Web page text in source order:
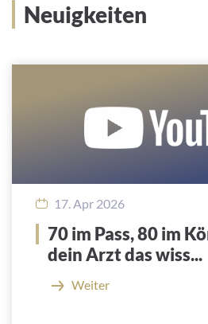
Neuigkeiten
17. Apr 2026
70 im Pass, 80 im
dein Arzt das wiss...
Weiter